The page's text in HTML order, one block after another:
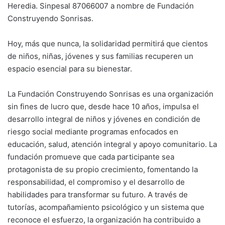
Heredia. Sinpesal 87066007 a nombre de Fundación
Construyendo Sonrisas.
Hoy, más que nunca, la solidaridad permitirá que cientos
de niños, niñas, jóvenes y sus familias recuperen un
espacio esencial para su bienestar.
La Fundación Construyendo Sonrisas es una organización
sin fines de lucro que, desde hace 10 años, impulsa el
desarrollo integral de niños y jóvenes en condición de
riesgo social mediante programas enfocados en
educación, salud, atención integral y apoyo comunitario. La
fundación promueve que cada participante sea
protagonista de su propio crecimiento, fomentando la
responsabilidad, el compromiso y el desarrollo de
habilidades para transformar su futuro. A través de
tutorías, acompañamiento psicológico y un sistema que
reconoce el esfuerzo, la organización ha contribuido a